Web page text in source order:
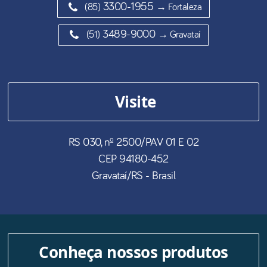
(85) 3300-1955 → Fortaleza
(51) 3489-9000 → Gravataí
Visite
RS 030, nº 2500/PAV 01 E 02
CEP 94180-452
Gravataí/RS - Brasil
Conheça nossos produtos